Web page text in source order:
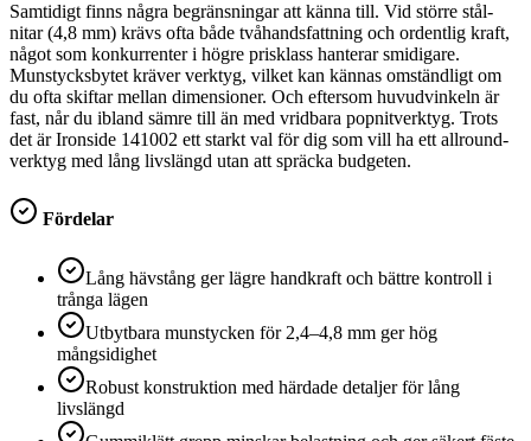
Samtidigt finns några begränsningar att känna till. Vid större stål-
nitar (4,8 mm) krävs ofta både tvåhandsfattning och ordentlig kraft,
något som konkurrenter i högre prisklass hanterar smidigare.
Munstycksbytet kräver verktyg, vilket kan kännas omständligt om
du ofta skiftar mellan dimensioner. Och eftersom huvudvinkeln är
fast, når du ibland sämre till än med vridbara popnitverktyg. Trots
det är Ironside 141002 ett starkt val för dig som vill ha ett allround-
verktyg med lång livslängd utan att spräcka budgeten.
Fördelar
Lång hävstång ger lägre handkraft och bättre kontroll i
trånga lägen
Utbytbara munstycken för 2,4–4,8 mm ger hög
mångsidighet
Robust konstruktion med härdade detaljer för lång
livslängd